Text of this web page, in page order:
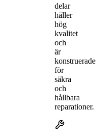
delar
håller
hög
kvalitet
och
är
konstruerade
för
säkra
och
hållbara
reparationer.